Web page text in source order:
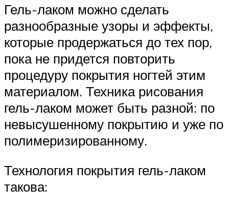
Гель-лаком можно сделать
разнообразные узоры и эффекты,
которые продержаться до тех пор,
пока не придется повторить
процедуру покрытия ногтей этим
материалом. Техника рисования
гель-лаком может быть разной: по
невысушенному покрытию и уже по
полимеризированному.
Технология покрытия гель-лаком
такова: